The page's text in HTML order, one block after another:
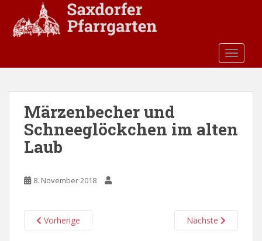
Märzenbecher und
Schneeglöckchen im alten
Laub
8. November 2018
Vorherige Nächste